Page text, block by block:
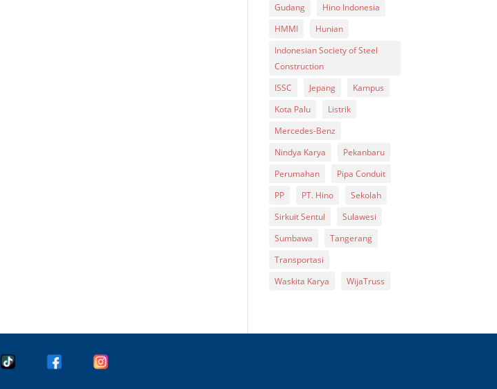
Gudang
Hino Indonesia
HMMI
Hunian
Indonesian Society of Steel
Construction
ISSC
Jepang
Kampus
Kota Palu
Listrik
Mercedes-Benz
Nindya Karya
Pekanbaru
Perumahan
Pipa Conduit
PP
PT. Hino
Sekolah
Sirkuit Sentul
Sulawesi
Sumbawa
Tangerang
Transportasi
Waskita Karya
WijaTruss